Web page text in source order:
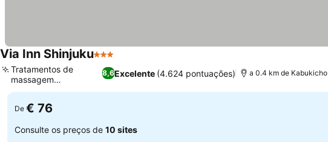
Via Inn Shinjuku3 Estrelas
8,6Excelente (4.624 pontuações)
Tratamentos de
massagem
profissionais
a 0.4 km de Kabukicho
De € 76
Consulte os preços de 10 sites